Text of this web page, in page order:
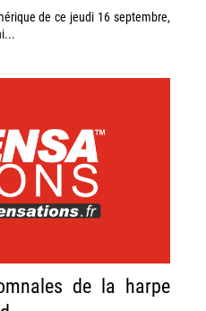
de ce jeudi 16 septembre,
de la harpe